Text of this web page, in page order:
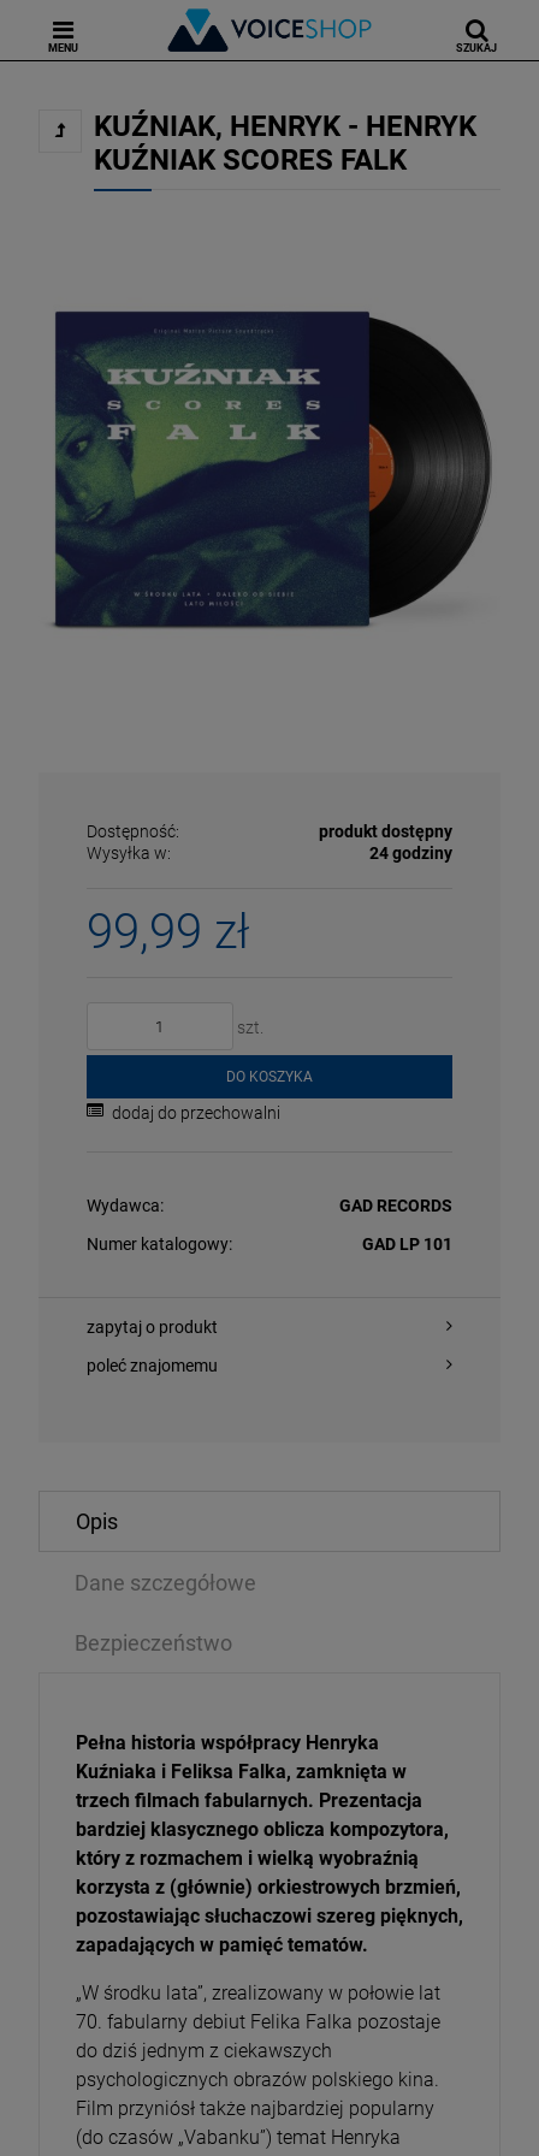
MENU SZUKAJ
zł 125,99 zł
KUŹNIAK, HENRYK - HENRYK
KUŹNIAK SCORES FALK
Dostępność:
produkt dostępny
Wysyłka w:
24 godziny
99,99 zł
szt.
DO KOSZYKA
dodaj do przechowalni
Wydawca:
GAD RECORDS
Numer katalogowy:
GAD LP 101
zapytaj o produkt
poleć znajomemu
Opis
Dane szczegółowe
Bezpieczeństwo
Pełna historia współpracy Henryka
Kuźniaka i Feliksa Falka, zamknięta w
trzech filmach fabularnych. Prezentacja
bardziej klasycznego oblicza kompozytora,
który z rozmachem i wielką wyobraźnią
korzysta z (głównie) orkiestrowych brzmień,
pozostawiając słuchaczowi szereg pięknych,
zapadających w pamięć tematów.
„W środku lata”, zrealizowany w połowie lat
70. fabularny debiut Felika Falka pozostaje
do dziś jednym z ciekawszych
psychologicznych obrazów polskiego kina.
Film przyniósł także najbardziej popularny
(do czasów „Vabanku”) temat Henryka